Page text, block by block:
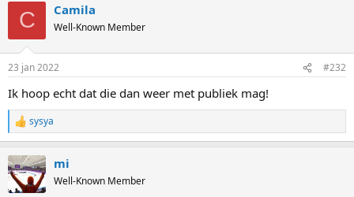
n
s
:
C Camila
Well-Known Member
23 jan 2022 #232
Ik hoop echt dat die dan weer met publiek mag!
R
e
c
t
i
sysya
mi
Well-Known Member